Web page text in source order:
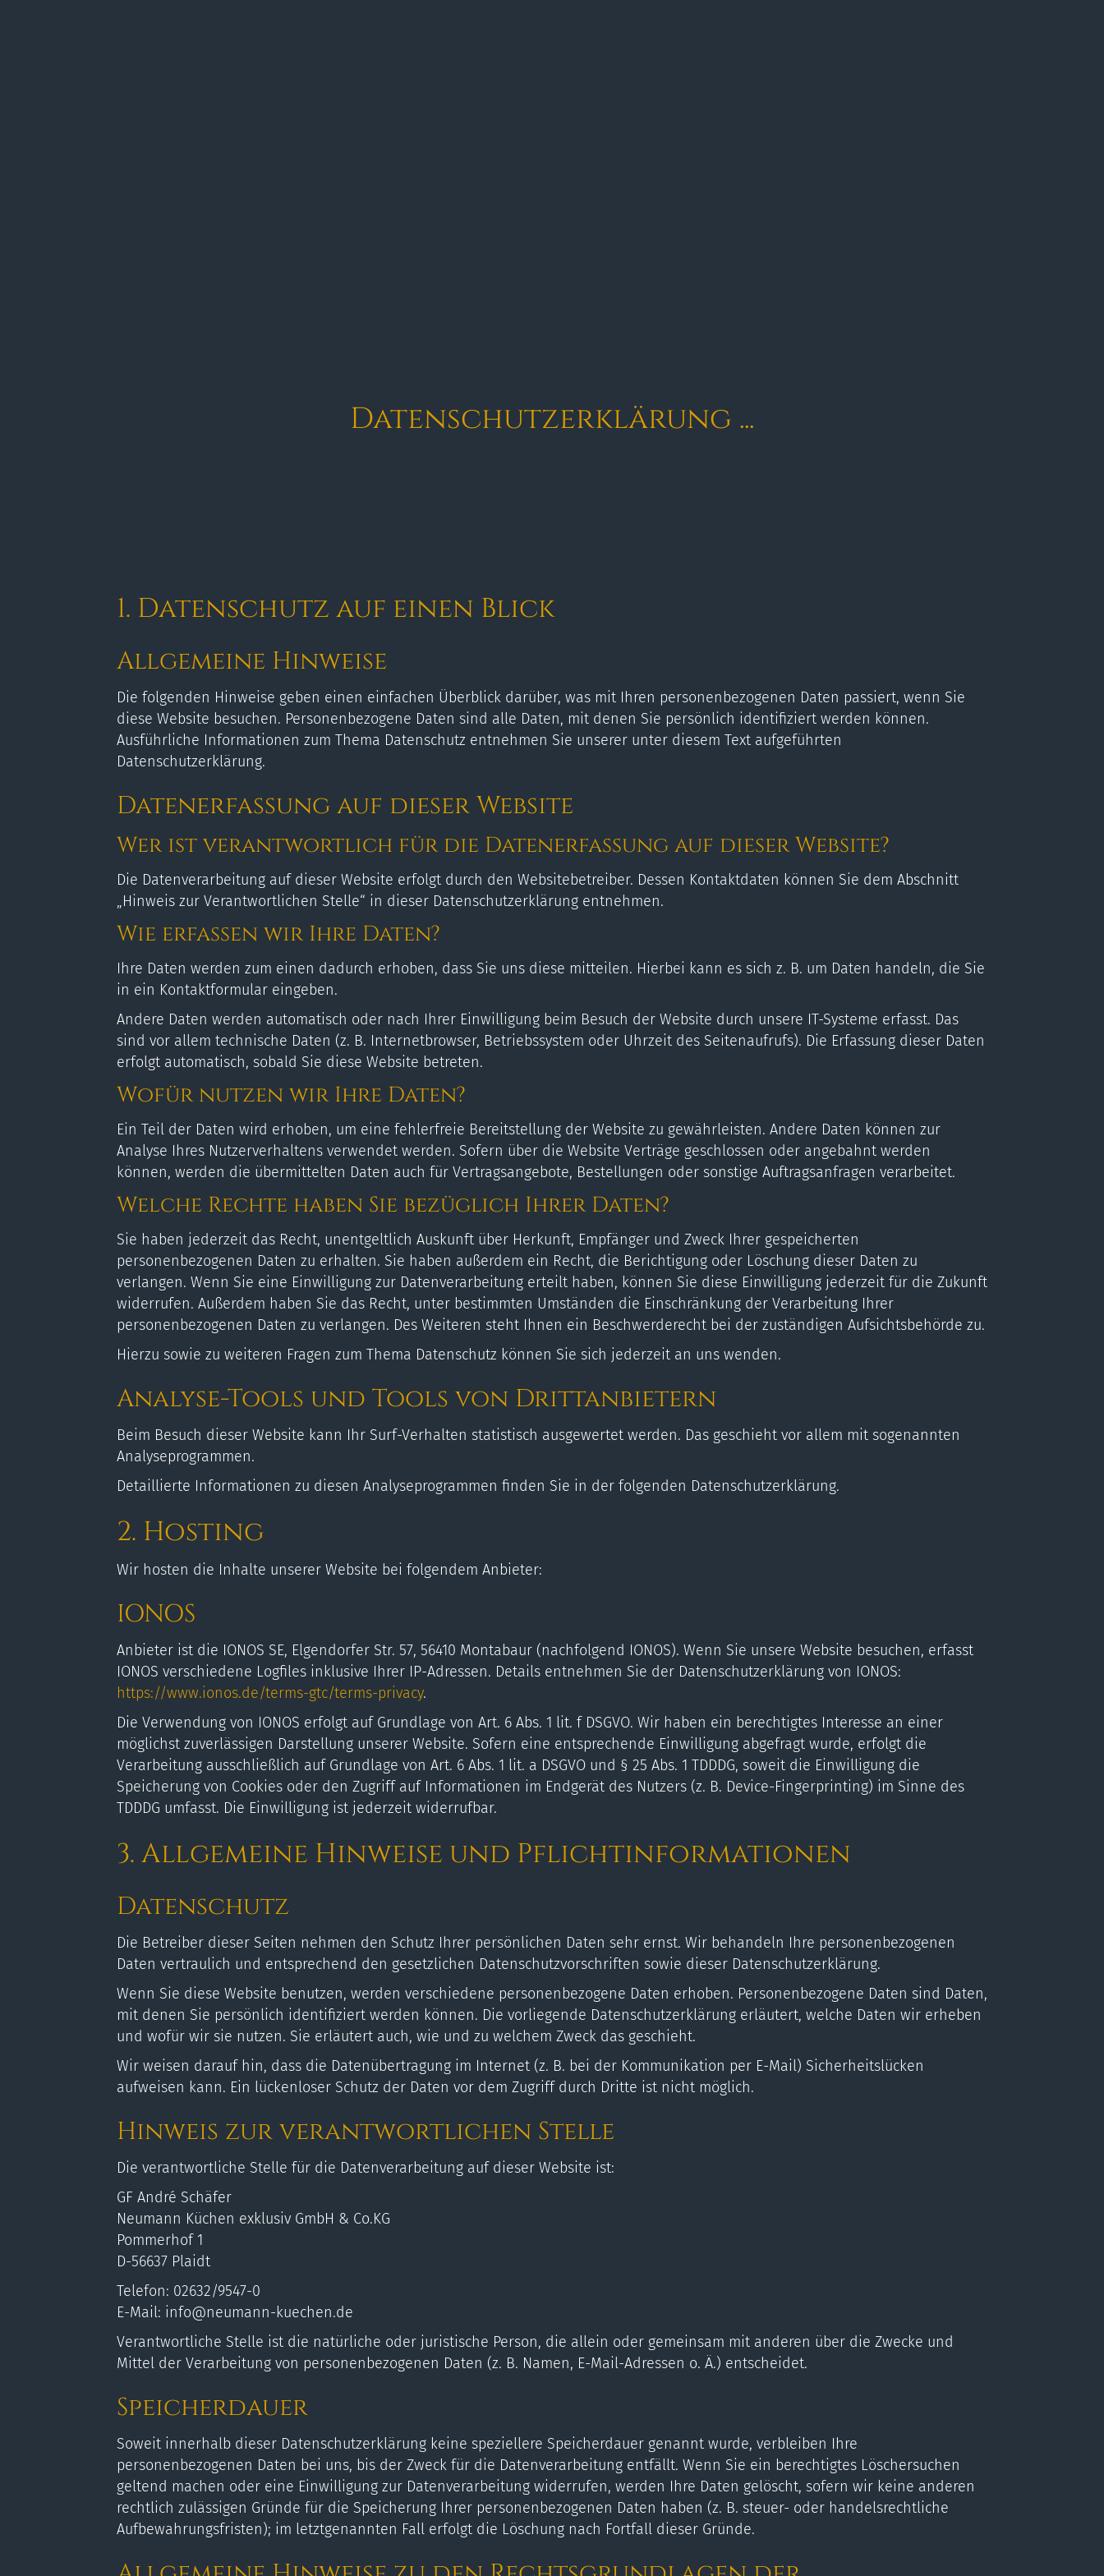
Datenschutz­erklärung ...
1. Datenschutz auf einen Blick
Allgemeine Hinweise
Die folgenden Hinweise geben einen einfachen Überblick darüber, was mit Ihren personenbezogenen Daten passiert, wenn Sie
diese Website besuchen. Personenbezogene Daten sind alle Daten, mit denen Sie persönlich identifiziert werden können.
Ausführliche Informationen zum Thema Datenschutz entnehmen Sie unserer unter diesem Text aufgeführten
Datenschutzerklärung.
Datenerfassung auf dieser Website
Wer ist verantwortlich für die Datenerfassung auf dieser Website?
Die Datenverarbeitung auf dieser Website erfolgt durch den Websitebetreiber. Dessen Kontaktdaten können Sie dem Abschnitt
„Hinweis zur Verantwortlichen Stelle“ in dieser Datenschutzerklärung entnehmen.
Wie erfassen wir Ihre Daten?
Ihre Daten werden zum einen dadurch erhoben, dass Sie uns diese mitteilen. Hierbei kann es sich z. B. um Daten handeln, die Sie
in ein Kontaktformular eingeben.
Andere Daten werden automatisch oder nach Ihrer Einwilligung beim Besuch der Website durch unsere IT-Systeme erfasst. Das
sind vor allem technische Daten (z. B. Internetbrowser, Betriebssystem oder Uhrzeit des Seitenaufrufs). Die Erfassung dieser Daten
erfolgt automatisch, sobald Sie diese Website betreten.
Wofür nutzen wir Ihre Daten?
Ein Teil der Daten wird erhoben, um eine fehlerfreie Bereitstellung der Website zu gewährleisten. Andere Daten können zur
Analyse Ihres Nutzerverhaltens verwendet werden. Sofern über die Website Verträge geschlossen oder angebahnt werden
können, werden die übermittelten Daten auch für Vertragsangebote, Bestellungen oder sonstige Auftragsanfragen verarbeitet.
Welche Rechte haben Sie bezüglich Ihrer Daten?
Sie haben jederzeit das Recht, unentgeltlich Auskunft über Herkunft, Empfänger und Zweck Ihrer gespeicherten
personenbezogenen Daten zu erhalten. Sie haben außerdem ein Recht, die Berichtigung oder Löschung dieser Daten zu
verlangen. Wenn Sie eine Einwilligung zur Datenverarbeitung erteilt haben, können Sie diese Einwilligung jederzeit für die Zukunft
widerrufen. Außerdem haben Sie das Recht, unter bestimmten Umständen die Einschränkung der Verarbeitung Ihrer
personenbezogenen Daten zu verlangen. Des Weiteren steht Ihnen ein Beschwerderecht bei der zuständigen Aufsichtsbehörde zu.
Hierzu sowie zu weiteren Fragen zum Thema Datenschutz können Sie sich jederzeit an uns wenden.
Analyse-Tools und Tools von Dritt­anbietern
Beim Besuch dieser Website kann Ihr Surf-Verhalten statistisch ausgewertet werden. Das geschieht vor allem mit sogenannten
Analyseprogrammen.
Detaillierte Informationen zu diesen Analyseprogrammen finden Sie in der folgenden Datenschutzerklärung.
2. Hosting
Wir hosten die Inhalte unserer Website bei folgendem Anbieter:
IONOS
Anbieter ist die IONOS SE, Elgendorfer Str. 57, 56410 Montabaur (nachfolgend IONOS). Wenn Sie unsere Website besuchen, erfasst
IONOS verschiedene Logfiles inklusive Ihrer IP-Adressen. Details entnehmen Sie der Datenschutzerklärung von IONOS:
https://www.ionos.de/terms-gtc/terms-privacy.
Die Verwendung von IONOS erfolgt auf Grundlage von Art. 6 Abs. 1 lit. f DSGVO. Wir haben ein berechtigtes Interesse an einer
möglichst zuverlässigen Darstellung unserer Website. Sofern eine entsprechende Einwilligung abgefragt wurde, erfolgt die
Verarbeitung ausschließlich auf Grundlage von Art. 6 Abs. 1 lit. a DSGVO und § 25 Abs. 1 TDDDG, soweit die Einwilligung die
Speicherung von Cookies oder den Zugriff auf Informationen im Endgerät des Nutzers (z. B. Device-Fingerprinting) im Sinne des
TDDDG umfasst. Die Einwilligung ist jederzeit widerrufbar.
3. Allgemeine Hinweise und Pflicht­informationen
Datenschutz
Die Betreiber dieser Seiten nehmen den Schutz Ihrer persönlichen Daten sehr ernst. Wir behandeln Ihre personenbezogenen
Daten vertraulich und entsprechend den gesetzlichen Datenschutzvorschriften sowie dieser Datenschutzerklärung.
Wenn Sie diese Website benutzen, werden verschiedene personenbezogene Daten erhoben. Personenbezogene Daten sind Daten,
mit denen Sie persönlich identifiziert werden können. Die vorliegende Datenschutzerklärung erläutert, welche Daten wir erheben
und wofür wir sie nutzen. Sie erläutert auch, wie und zu welchem Zweck das geschieht.
Wir weisen darauf hin, dass die Datenübertragung im Internet (z. B. bei der Kommunikation per E-Mail) Sicherheitslücken
aufweisen kann. Ein lückenloser Schutz der Daten vor dem Zugriff durch Dritte ist nicht möglich.
Hinweis zur verantwortlichen Stelle
Die verantwortliche Stelle für die Datenverarbeitung auf dieser Website ist:
GF André Schäfer
Neumann Küchen exklusiv GmbH & Co.KG
Pommerhof 1
D-56637 Plaidt
Telefon: 02632/9547-0
E-Mail: info@neumann-kuechen.de
Verantwortliche Stelle ist die natürliche oder juristische Person, die allein oder gemeinsam mit anderen über die Zwecke und
Mittel der Verarbeitung von personenbezogenen Daten (z. B. Namen, E-Mail-Adressen o. Ä.) entscheidet.
Speicherdauer
Soweit innerhalb dieser Datenschutzerklärung keine speziellere Speicherdauer genannt wurde, verbleiben Ihre
personenbezogenen Daten bei uns, bis der Zweck für die Datenverarbeitung entfällt. Wenn Sie ein berechtigtes Löschersuchen
geltend machen oder eine Einwilligung zur Datenverarbeitung widerrufen, werden Ihre Daten gelöscht, sofern wir keine anderen
rechtlich zulässigen Gründe für die Speicherung Ihrer personenbezogenen Daten haben (z. B. steuer- oder handelsrechtliche
Aufbewahrungsfristen); im letztgenannten Fall erfolgt die Löschung nach Fortfall dieser Gründe.